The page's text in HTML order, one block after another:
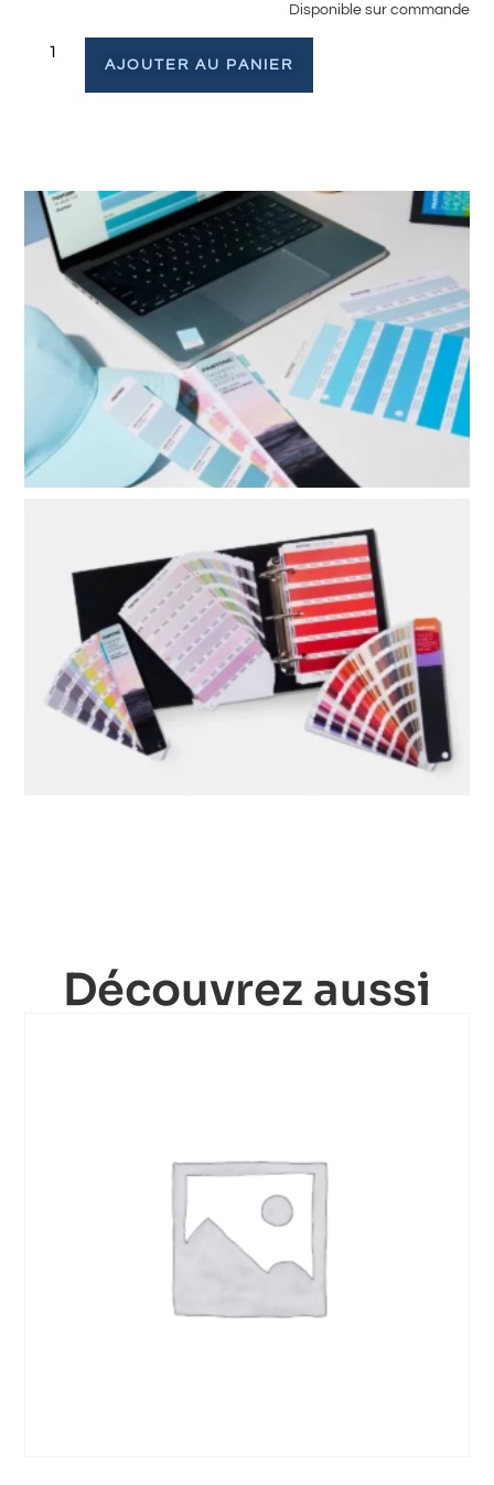
Disponible sur commande
AJOUTER AU PANIER
Découvrez aussi